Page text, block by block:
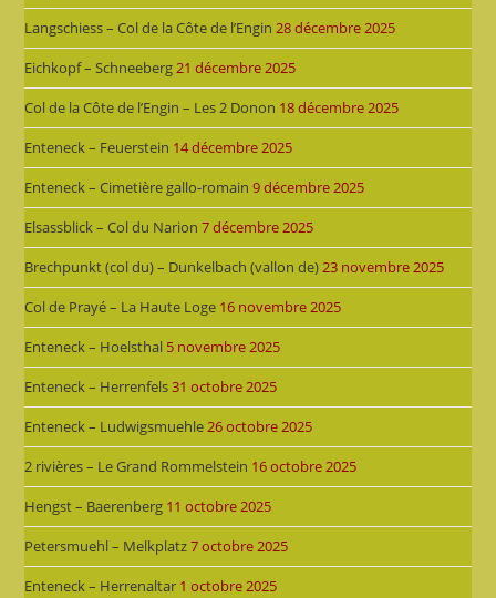
Langschiess – Col de la Côte de l’Engin 28 décembre 2025
Eichkopf – Schneeberg21 décembre 2025
Col de la Côte de l’Engin – Les 2 Donon 18 décembre 2025
Enteneck – Feuerstein 14 décembre 2025
Enteneck – Cimetière gallo-romain 9 décembre 2025
Elsassblick – Col du Narion 7 décembre 2025
Brechpunkt (col du) – Dunkelbach (vallon de)23 novembre 2025
Col de Prayé – La Haute Loge 16 novembre 2025
Enteneck – Hoelsthal 5 novembre 2025
Enteneck – Herrenfels31 octobre 2025
Enteneck – Ludwigsmuehle26 octobre 2025
2 rivières – Le Grand Rommelstein 16 octobre 2025
Hengst – Baerenberg 11 octobre 2025
Petersmuehl – Melkplatz7 octobre 2025
Enteneck – Herrenaltar 1 octobre 2025